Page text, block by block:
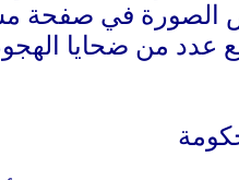
عدد من ضحايا